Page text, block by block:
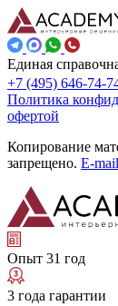
Единая
+7 (495) 646-74-
Политика
офертой
Копирование
запрещено. E-
Опыт 31 год
3 года гарантии